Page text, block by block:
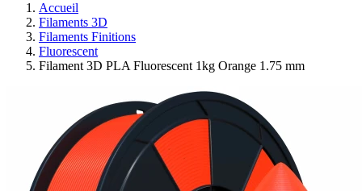
Accueil
Filaments 3D
Filaments Finitions
Fluorescent
Filament 3D PLA Fluorescent 1kg Orange 1.75 mm